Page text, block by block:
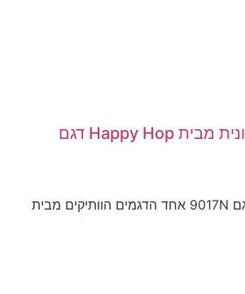
מתנפח טירה בינונית מבית Happy Hop דגם
מתקן קפיצה בינוני דגם 9017N אחד הדגמים הוותיקים מבית